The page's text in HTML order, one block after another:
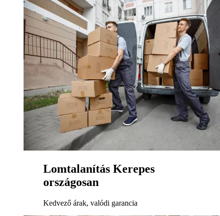
Lomtalanítás Kerepes
országosan
Kedvező árak, valódi garancia